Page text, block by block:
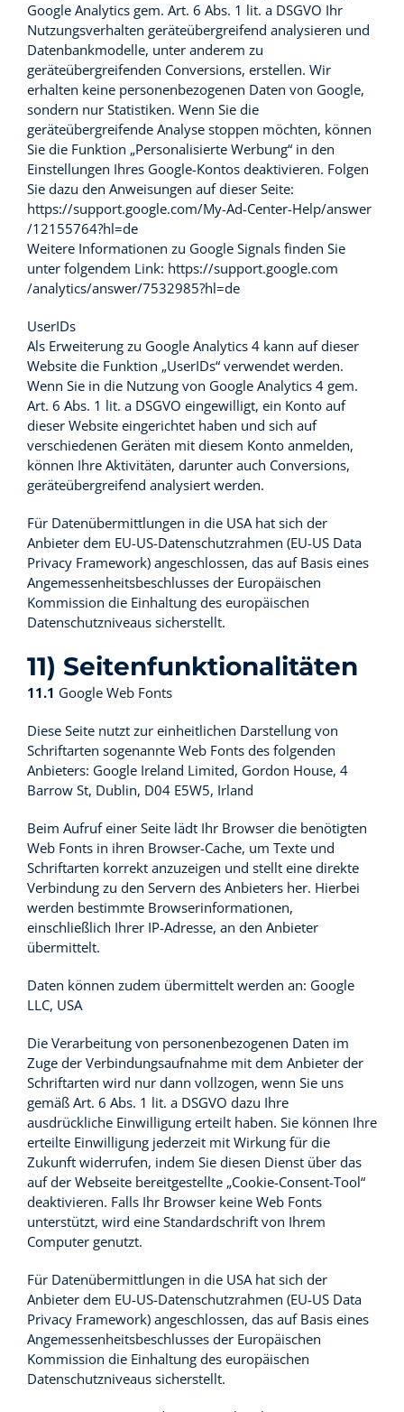
Google Analytics gem. Art. 6 Abs. 1 lit. a DSGVO Ihr
Nutzungsverhalten geräteübergreifend analysieren und
Datenbankmodelle, unter anderem zu
geräteübergreifenden Conversions, erstellen. Wir
erhalten keine personenbezogenen Daten von Google,
sondern nur Statistiken. Wenn Sie die
geräteübergreifende Analyse stoppen möchten, können
Sie die Funktion „Personalisierte Werbung“ in den
Einstellungen Ihres Google-Kontos deaktivieren. Folgen
Sie dazu den Anweisungen auf dieser Seite:
https://support.google.com/My-Ad-Center-Help/answer
/12155764?hl=de
Weitere Informationen zu Google Signals finden Sie
unter folgendem Link: https://support.google.com
/analytics/answer/7532985?hl=de
UserIDs
Als Erweiterung zu Google Analytics 4 kann auf dieser
Website die Funktion „UserIDs“ verwendet werden.
Wenn Sie in die Nutzung von Google Analytics 4 gem.
Art. 6 Abs. 1 lit. a DSGVO eingewilligt, ein Konto auf
dieser Website eingerichtet haben und sich auf
verschiedenen Geräten mit diesem Konto anmelden,
können Ihre Aktivitäten, darunter auch Conversions,
geräteübergreifend analysiert werden.
Für Datenübermittlungen in die USA hat sich der
Anbieter dem EU-US-Datenschutzrahmen (EU-US Data
Privacy Framework) angeschlossen, das auf Basis eines
Angemessenheitsbeschlusses der Europäischen
Kommission die Einhaltung des europäischen
Datenschutzniveaus sicherstellt.
11) Seitenfunktionalitäten
11.1 Google Web Fonts
Diese Seite nutzt zur einheitlichen Darstellung von
Schriftarten sogenannte Web Fonts des folgenden
Anbieters: Google Ireland Limited, Gordon House, 4
Barrow St, Dublin, D04 E5W5, Irland
Beim Aufruf einer Seite lädt Ihr Browser die benötigten
Web Fonts in ihren Browser-Cache, um Texte und
Schriftarten korrekt anzuzeigen und stellt eine direkte
Verbindung zu den Servern des Anbieters her. Hierbei
werden bestimmte Browserinformationen,
einschließlich Ihrer IP-Adresse, an den Anbieter
übermittelt.
Daten können zudem übermittelt werden an: Google
LLC, USA
Die Verarbeitung von personenbezogenen Daten im
Zuge der Verbindungsaufnahme mit dem Anbieter der
Schriftarten wird nur dann vollzogen, wenn Sie uns
gemäß Art. 6 Abs. 1 lit. a DSGVO dazu Ihre
ausdrückliche Einwilligung erteilt haben. Sie können Ihre
erteilte Einwilligung jederzeit mit Wirkung für die
Zukunft widerrufen, indem Sie diesen Dienst über das
auf der Webseite bereitgestellte „Cookie-Consent-Tool“
deaktivieren. Falls Ihr Browser keine Web Fonts
unterstützt, wird eine Standardschrift von Ihrem
Computer genutzt.
Für Datenübermittlungen in die USA hat sich der
Anbieter dem EU-US-Datenschutzrahmen (EU-US Data
Privacy Framework) angeschlossen, das auf Basis eines
Angemessenheitsbeschlusses der Europäischen
Kommission die Einhaltung des europäischen
Datenschutzniveaus sicherstellt.